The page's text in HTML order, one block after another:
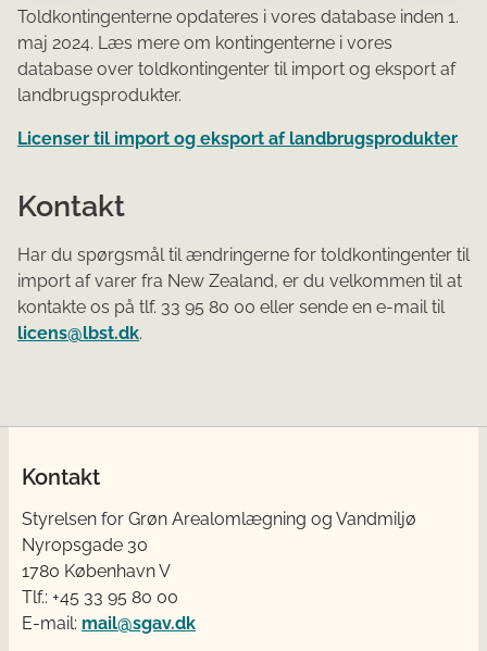
Toldkontingenterne opdateres i vores database inden 1.
maj 2024. Læs mere om kontingenterne i vores
database over toldkontingenter til import og eksport af
landbrugsprodukter.
Licenser til import og eksport af landbrugsprodukter
Kontakt
Har du spørgsmål til ændringerne for toldkontingenter til
import af varer fra New Zealand, er du velkommen til at
kontakte os på tlf. 33 95 80 00 eller sende en e-mail til
licens@lbst.dk.
Kontakt
Styrelsen for Grøn Arealomlægning og Vandmiljø
Nyropsgade 30
1780 København V
Tlf.: +45 33 95 80 00
E-mail: mail@sgav.dk